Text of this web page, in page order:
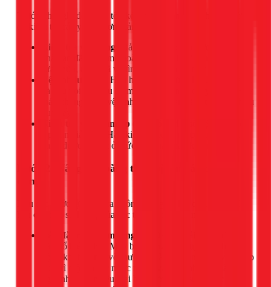
Trước khi nghĩ đến việc tốn kém chi phí, hãy dành vài phút
để kiểm tra các yếu tố đơn giản sau:
Kiểm tra van tổng:
Đảm bảo van cấp nước chính của
nhà bạn đã được mở hoàn toàn. Đôi khi sau một lần
sửa chữa, ai đó đã vô tình khóa van lại một phần.
Vệ sinh lưới lọc:
Hầu hết các vòi rửa chén, vòi lavabo,
và đầu vòi sen đều có một lưới lọc nhỏ để giữ cặn. Hãy
tháo chúng ra và vệ sinh sạch sẽ, bạn sẽ bất ngờ về hiệu
Kiểm tra van giảm áp (nếu có):
lắp van giảm áp. Hãy kiểm tra xem nó có bị lỗi hoặc
đang được cài đặt ở mức quá thấp hay không.
Bước 2: Nâng cấp bằng thiết bị tăng áp chuyên
dụng
Nếu các bước tự kiểm tra không mang lại kết quả, đã đến lúc
bạn cần đến sự hỗ trợ của các thiết bị chuyên nghiệp.
Lắp đặt máy bơm tăng áp:
và phổ biến nhất. Máy bơm tăng áp sẽ tự động hoạt
động khi bạn mở vòi nước và tắt khi bạn đóng vòi, giúp
duy trì một áp lực nước mạnh và ổn định cho toàn bộ
ngôi nhà. Có nhiều loại bơm với công suất khác nhau,